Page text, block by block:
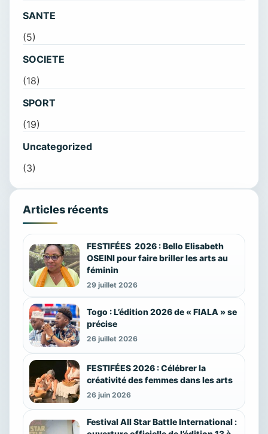
SANTE
(5)
SOCIETE
(18)
SPORT
(19)
Uncategorized
(3)
Articles récents
FESTIFÉES 2026 : Bello Elisabeth
OSEINI pour faire briller les arts au
féminin
29 juillet 2026
Togo : L’édition 2026 de « FIALA » se
précise
26 juillet 2026
FESTIFÉES 2026 : Célébrer la
créativité des femmes dans les arts
26 juin 2026
Festival All Star Battle International :